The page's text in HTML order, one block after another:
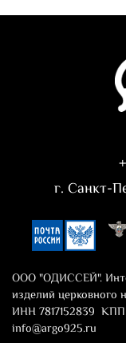
г. Санкт-
ООО "ОДИССЕЙ".
изделий церковного
ИНН 7817152839 КПП
info@argo925.ru